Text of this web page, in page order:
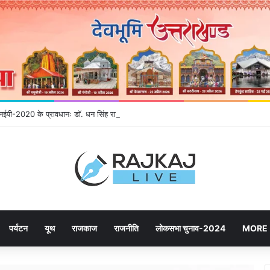
2020 के प्रावधानः डाॅ. धन सिंह रावत
पर्यटन यूथ राजकाज राजनीति लोकसभा चुनाव-2024 MORE